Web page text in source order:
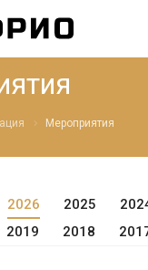
Мероприятия
2026 2025
2019 2018